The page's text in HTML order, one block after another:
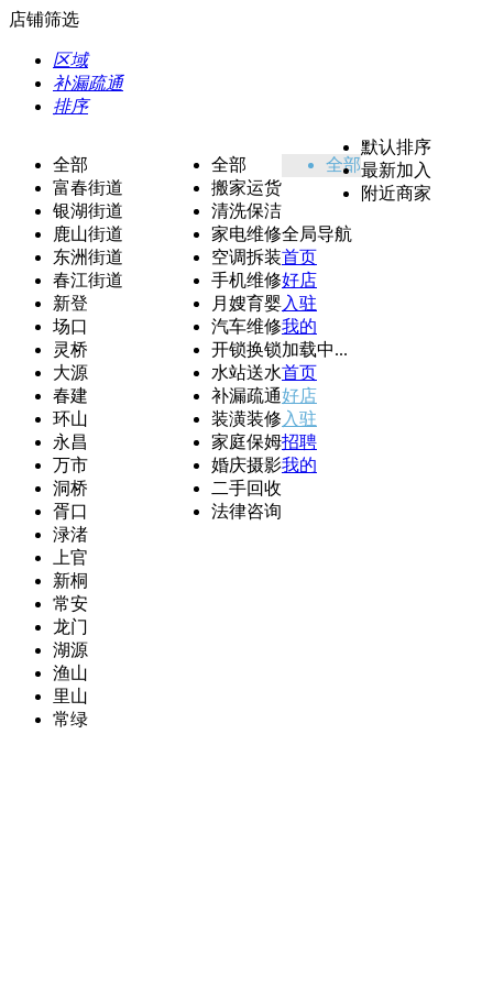
店铺筛选
区域
补漏疏通
排序
全部
富春街道
银湖街道
鹿山街道
东洲街道
春江街道
新登
场口
灵桥
大源
春建
环山
永昌
万市
洞桥
胥口
渌渚
上官
新桐
常安
龙门
湖源
渔山
里山
常绿
全部
搬家运货
清洗保洁
家电维修
空调拆装
手机维修
月嫂育婴
汽车维修
开锁换锁
水站送水
补漏疏通
装潢装修
家庭保姆
婚庆摄影
二手回收
法律咨询
全部
默认排序
最新加入
附近商家
全局导航
首页
好店
入驻
我的
加载中...
首页
好店
入驻
招聘
我的